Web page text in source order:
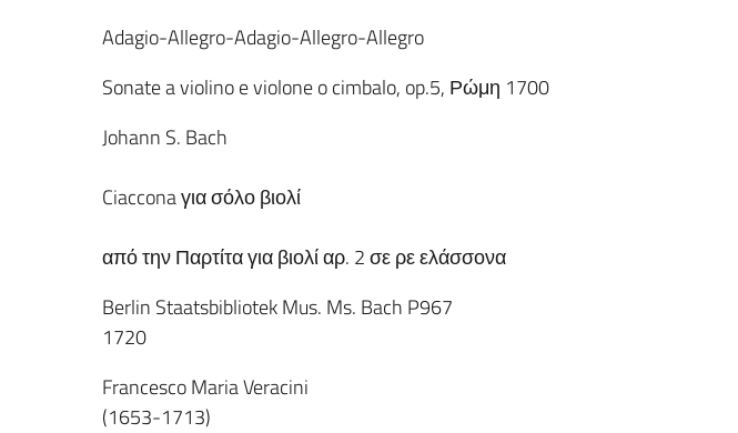
Adagio-Allegro-Adagio-Allegro-Allegro
Sonate a violino e violone o cimbalo, op.5, Ρώμη 1700
Johann S. Bach
Ciaccona για σόλο βιολί
από την Παρτίτα για βιολί αρ. 2 σε ρε ελάσσονα
Berlin Staatsbibliotek Mus. Ms. Bach P967
1720
Francesco Maria Veracini
(1653-1713)